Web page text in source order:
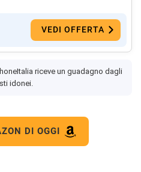
VEDI OFFERTA
riceve un guadagno dagli
idonei.
DI OGGI